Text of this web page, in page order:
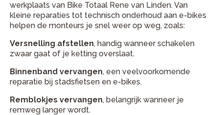
werkplaats van Bike Totaal Rene van Linden. Van
kleine reparaties tot technisch onderhoud aan e-bikes
helpen de monteurs je snel weer op weg, zoals:
Versnelling afstellen, handig wanneer schakelen
zwaar gaat of je ketting overslaat.
Binnenband vervangen, een veelvoorkomende
reparatie bij stadsfietsen en e-bikes.
Remblokjes vervangen, belangrijk wanneer je
remweg langer wordt.